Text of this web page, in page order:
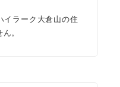
イラーク大倉山の住
。